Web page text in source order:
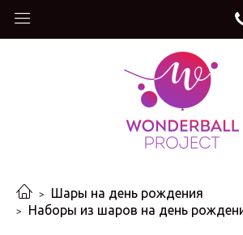
Шары на день рождения
Наборы из шаров на день